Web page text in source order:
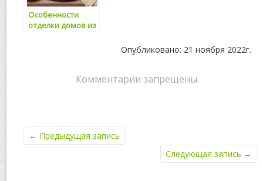
Особенности
отделки домов из
Опубликовано: 21 ноября 2022г.
Комментарии запрещены.
← Предыдущая запись
Следующая запись →